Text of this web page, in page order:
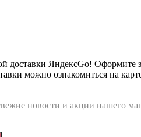
доставки ЯндексGo! Оформите
можно ознакомиться на
новости и акции нашего